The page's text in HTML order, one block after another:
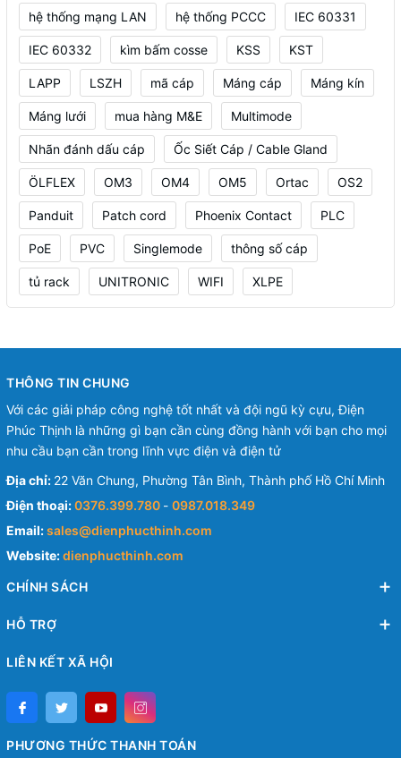
hệ thống mạng LAN hệ thống PCCC IEC 60331
IEC 60332 kìm bấm cosse KSS KST
LAPP LSZH mã cáp Máng cáp Máng kín
Máng lưới mua hàng M&E Multimode
Nhãn đánh dấu cáp Ốc Siết Cáp / Cable Gland
ÖLFLEX OM3 OM4 OM5 Ortac OS2
Panduit Patch cord Phoenix Contact PLC
PoE PVC Singlemode thông số cáp
tủ rack UNITRONIC WIFI XLPE
THÔNG TIN CHUNG
Với các giải pháp công nghệ tốt nhất và đội ngũ kỳ cựu, Điện
Phúc Thịnh là những gì bạn cần cùng đồng hành với bạn cho mọi
nhu cầu bạn cần trong lĩnh vực điện và điện tử
Địa chỉ: 22 Văn Chung, Phường Tân Bình, Thành phố Hồ Chí Minh
Điện thoại:0376.399.780 - 0987.018.349
Email:sales@dienphucthinh.com
Website:dienphucthinh.com
CHÍNH SÁCH
HỖ TRỢ
LIÊN KẾT XÃ HỘI
PHƯƠNG THỨC THANH TOÁN